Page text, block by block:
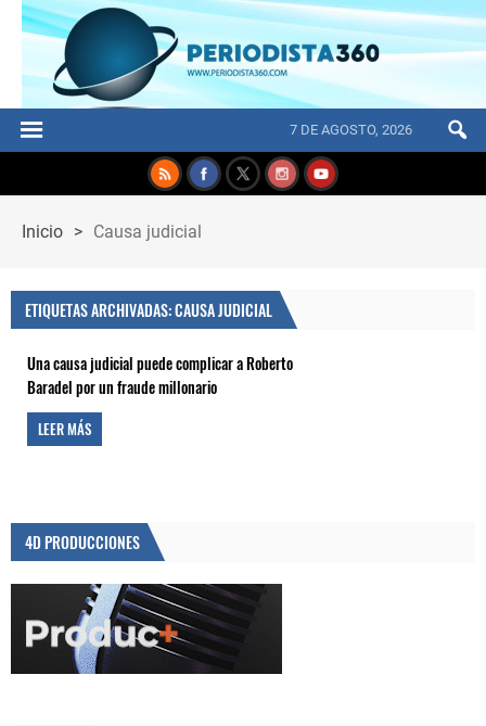
7 DE AGOSTO, 2026
Inicio > Causa judicial
ETIQUETAS ARCHIVADAS: CAUSA JUDICIAL
Una causa judicial puede complicar a Roberto
Baradel por un fraude millonario
LEER MÁS
4D PRODUCCIONES